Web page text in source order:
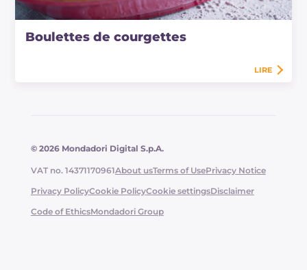
Boulettes de courgettes
LIRE
© 2026 Mondadori Digital S.p.A.
VAT no. 14371170961About usTerms of UsePrivacy Notice
Privacy PolicyCookie PolicyCookie settingsDisclaimer
Code of EthicsMondadori Group